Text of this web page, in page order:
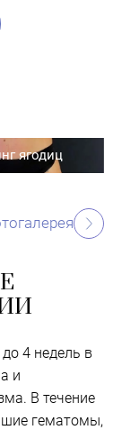
ягодиц
4 недель в
и
В течение
гематомы,